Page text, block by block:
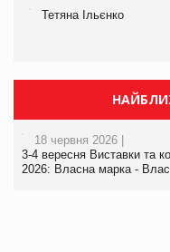
Тетяна Ільєнко
18 червня 2026 |
3-4 вересня Виставки та
2026: Власна марка -